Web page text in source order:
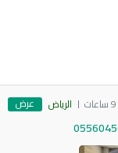
الرياض عرض